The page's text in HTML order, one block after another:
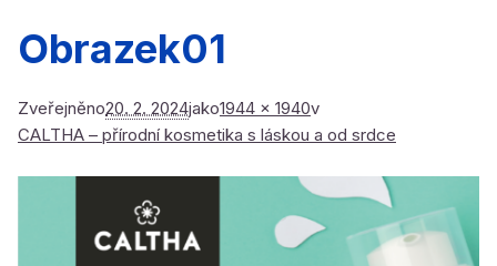
Obrazek01
Zveřejněno20. 2. 2024jako1944 × 1940v
CALTHA – přírodní kosmetika s láskou a od srdce